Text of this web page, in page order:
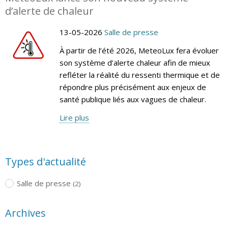
d’alerte de chaleur
13-05-2026 Salle de presse
À partir de l’été 2026, MeteoLux fera évoluer
son système d’alerte chaleur afin de mieux
refléter la réalité du ressenti thermique et de
répondre plus précisément aux enjeux de
santé publique liés aux vagues de chaleur.
Lire plus
Types d'actualité
Salle de presse (2)
Archives